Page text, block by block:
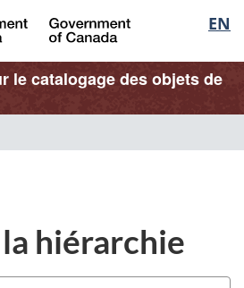
Passer
au
contenu
principal
Passer
à
« À
propos
application
Passer
à
la
version
de
la
EN
le catalogage des objets de
hiérarchie